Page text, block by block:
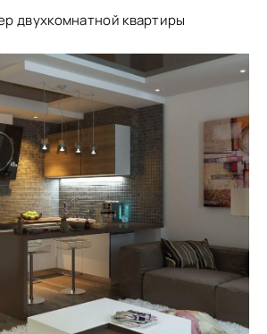
двухкомнатной квартиры